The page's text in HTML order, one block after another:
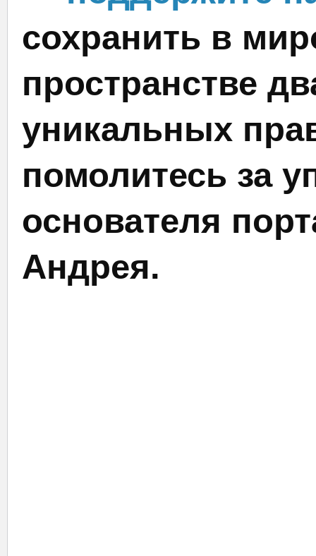
сохранить в
пространстве
уникальных
помолитесь за
основателя
Андрея.